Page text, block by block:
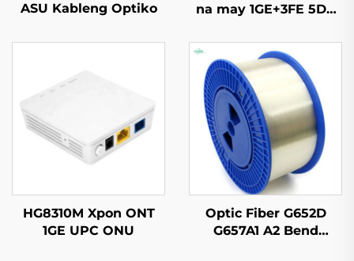
ASU Kableng Optiko
na may 1GE+3FE 5DB
HG8310M Xpon ONT
1GE UPC ONU
Optic Fiber G652D
G657A1 A2 Bend